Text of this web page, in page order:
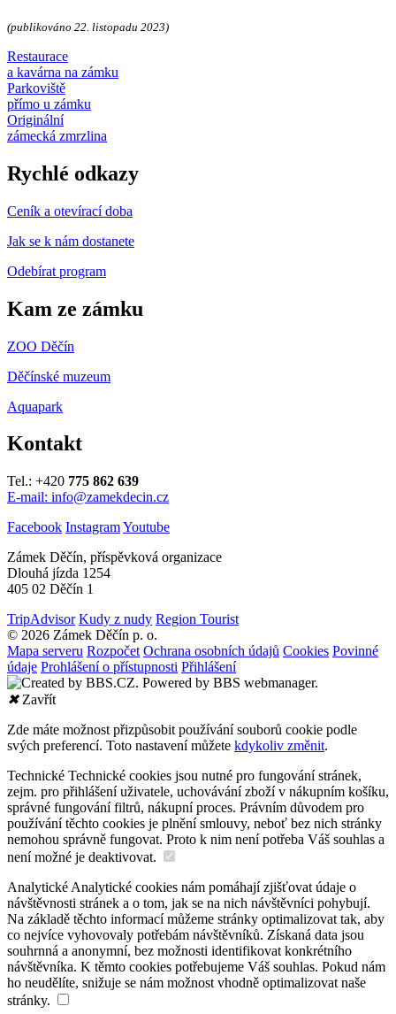
(publikováno 22. listopadu 2023)
Restaurace
a kavárna na zámku
Parkoviště
přímo u zámku
Originální
zámecká zmrzlina
Rychlé odkazy
Ceník a otevírací doba
Jak se k nám dostanete
Odebírat program
Kam ze zámku
ZOO Děčín
Děčínské muzeum
Aquapark
Kontakt
Tel.: +420 775 862 639
E-mail: info@zamekdecin.cz
Facebook InstagramYoutube
Zámek Děčín, příspěvková organizace
Dlouhá jízda 1254
405 02 Děčín 1
TripAdvisor Kudy z nudy Region Tourist
© 2026 Zámek Děčín p. o.
Mapa serveru Rozpočet Ochrana osobních údajů Cookies Povinné
údaje Prohlášení o přístupnosti Přihlášení
✖Zavřít
Zde máte možnost přizpůsobit používání souborů cookie podle
svých preferencí. Toto nastavení můžete kdykoliv změnit.
Technické Technické cookies jsou nutné pro fungování stránek,
zejm. pro přihlášení uživatele, uchovávání zboží v nákupním košíku,
správné fungování filtrů, nákupní proces. Právním důvodem pro
používání těchto cookies je plnění smlouvy, neboť bez nich stránky
nemohou správně fungovat. Proto k nim není potřeba Váš souhlas a
není možné je deaktivovat.
Analytické Analytické cookies nám pomáhají zjišťovat údaje o
návštěvnosti stránek a o tom, jak se na nich návštěvníci pohybují.
Na základě těchto informací můžeme stránky optimalizovat tak, aby
co nejvíce vyhovovaly potřebám návštěvníků. Získaná data jsou
souhrnná a anonymní, bez možnosti identifikovat konkrétního
návštěvníka. K těmto cookies potřebujeme Váš souhlas. Pokud nám
ho neudělíte, snižuje se nám možnost vhodně optimalizovat naše
stránky.